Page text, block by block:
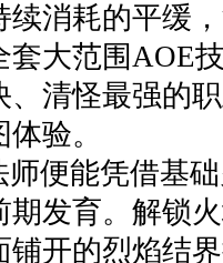
消耗的平缓
套大范围AOE
、清怪最强的
验。
便能凭借基
发育。解锁
开的烈焰结